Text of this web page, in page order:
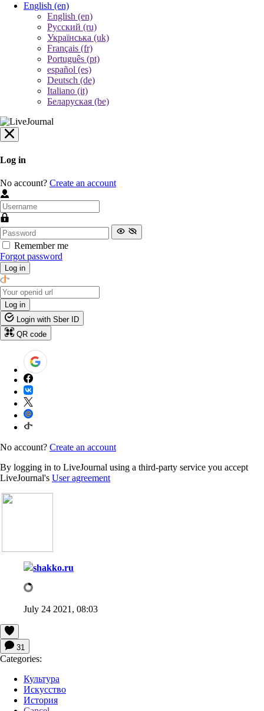
English (en)
English (en)
Русский (ru)
Українська (uk)
Français (fr)
Português (pt)
español (es)
Deutsch (de)
Italiano (it)
Беларуская (be)
Log in
No account? Create an account
Remember me
Forgot password
Log in
Log in
Login with Sber ID
QR code
No account? Create an account
By logging in to LiveJournal using a third-party service you accept
LiveJournal's User agreement
shakko.ru
July 24 2021, 08:03
31
Categories:
Культура
Искусство
История